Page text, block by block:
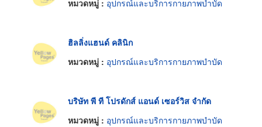
หมวดหมู่ : อุปกรณ์และบริการกายภาพบำบัด
ฮิลลิ่งแฮนด์ คลินิก
หมวดหมู่ : อุปกรณ์และบริการกายภาพบำบัด
บริษัท พี ที โปรดักส์ แอนด์ เซอร์วิส จำกัด
หมวดหมู่ : อุปกรณ์และบริการกายภาพบำบัด